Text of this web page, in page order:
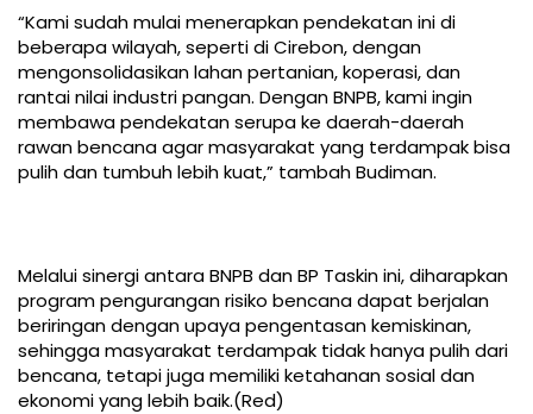
“Kami sudah mulai menerapkan pendekatan ini di
beberapa wilayah, seperti di Cirebon, dengan
mengonsolidasikan lahan pertanian, koperasi, dan
rantai nilai industri pangan. Dengan BNPB, kami ingin
membawa pendekatan serupa ke daerah-daerah
rawan bencana agar masyarakat yang terdampak bisa
pulih dan tumbuh lebih kuat,” tambah Budiman.
Melalui sinergi antara BNPB dan BP Taskin ini, diharapkan
program pengurangan risiko bencana dapat berjalan
beriringan dengan upaya pengentasan kemiskinan,
sehingga masyarakat terdampak tidak hanya pulih dari
bencana, tetapi juga memiliki ketahanan sosial dan
ekonomi yang lebih baik.(Red)